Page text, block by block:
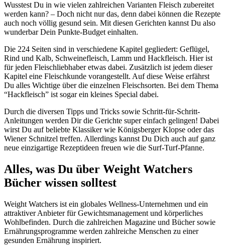
Wusstest Du in wie vielen zahlreichen Varianten Fleisch zubereitet
werden kann? – Doch nicht nur das, denn dabei können die Rezepte
auch noch völlig gesund sein. Mit diesen Gerichten kannst Du also
wunderbar Dein Punkte-Budget einhalten.
Die 224 Seiten sind in verschiedene Kapitel gegliedert: Geflügel,
Rind und Kalb, Schweinefleisch, Lamm und Hackfleisch. Hier ist
für jeden Fleischliebhaber etwas dabei. Zusätzlich ist jedem dieser
Kapitel eine Fleischkunde vorangestellt. Auf diese Weise erfährst
Du alles Wichtige über die einzelnen Fleischsorten. Bei dem Thema
“Hackfleisch” ist sogar ein kleines Special dabei.
Durch die diversen Tipps und Tricks sowie Schritt-für-Schritt-
Anleitungen werden Dir die Gerichte super einfach gelingen! Dabei
wirst Du auf beliebte Klassiker wie Königsberger Klopse oder das
Wiener Schnitzel treffen. Allerdings kannst Du Dich auch auf ganz
neue einzigartige Rezeptideen freuen wie die Surf-Turf-Pfanne.
Alles, was Du über Weight Watchers
Bücher wissen solltest
Weight Watchers ist ein globales Wellness-Unternehmen und ein
attraktiver Anbieter für Gewichtsmanagement und körperliches
Wohlbefinden. Durch die zahlreichen Magazine und Bücher sowie
Ernährungsprogramme werden zahlreiche Menschen zu einer
gesunden Ernährung inspiriert.